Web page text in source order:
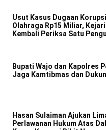
Usut Kasus Dugaan
Olahraga Rp15 Miliar,
Kembali Periksa Satu
Bupati Wajo dan Kapolres
Jaga Kamtibmas dan
Hasan Sulaiman Ajukan
Perlawanan Hukum Atas